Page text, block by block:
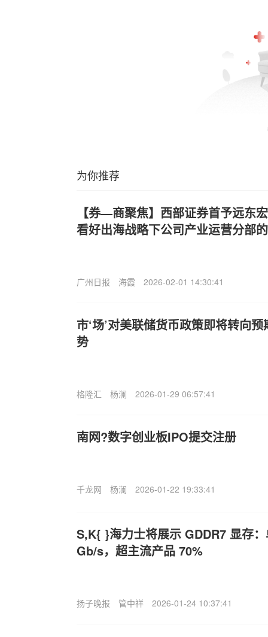
为你推荐
【券—商聚焦】西部证券首予远东
看好出海战略下公司产业运营分部
广州日报 海霞 2026-02-01 14:30:41
市‘场’对美联储货币政策即将转向
势
格隆汇 杨澜 2026-01-29 06:57:41
南网?数字创业板IPO提交注册
千龙网 杨澜 2026-01-22 19:33:41
S,K{ }海力士将展示 GDDR7 显存
Gb/s，超主流产品 70%
扬子晚报 管中祥 2026-01-24 10:37:41